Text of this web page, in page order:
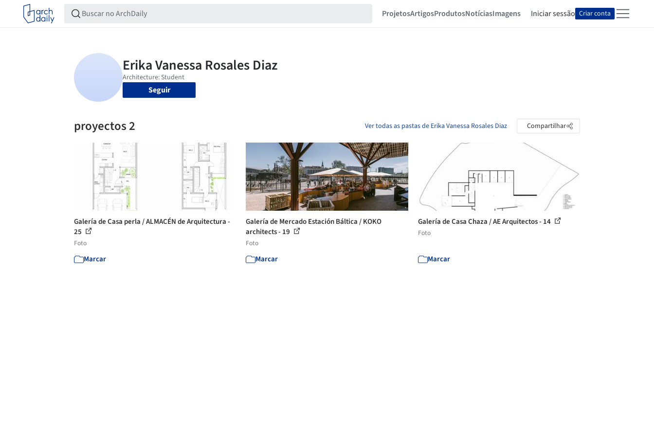
ProjetosArtigosProdutosNotíciasImagens Iniciar sessão Criar conta
Seguir
proyectos 2 Ver todas as pastas de Erika Vanessa Rosales Diaz Compartilhar
Galería de Casa perla / ALMACÉN de Arquitectura -
25
Foto
Marcar
Galería de Mercado Estación Báltica / KOKO
architects - 19
Foto
Marcar
Galería de Casa Chaza / AE Arquitectos - 14
Foto
Marcar